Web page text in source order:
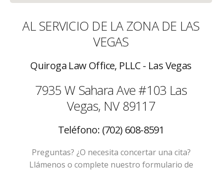
AL SERVICIO DE LA ZONA DE LAS
VEGAS
Quiroga Law Office, PLLC - Las Vegas
7935 W Sahara Ave #103 Las
Vegas, NV 89117
Teléfono: (702) 608-8591
Preguntas? ¿O necesita concertar una cita?
Llámenos o complete nuestro formulario de